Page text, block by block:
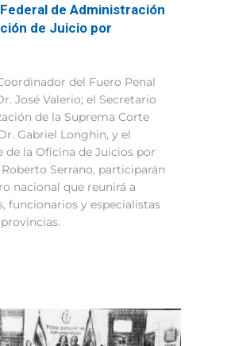
de Administración
de Juicio por
del Fuero Penal
José Valerio; el Secretario
de la Suprema Corte
Gabriel Longhin, y el
de la Oficina de Juicios por
Serrano, participarán
nacional que reunirá a
funcionarios y especialistas